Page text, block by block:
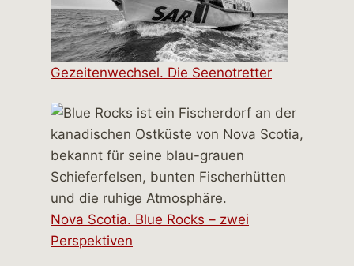
Gezeitenwechsel. Die Seenotretter
Nova Scotia. Blue Rocks – zwei
Perspektiven